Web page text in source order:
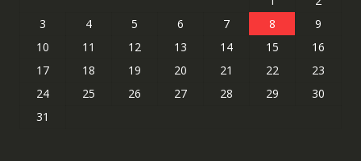
3
4 5 6 7 8
9
10
11 12 13 14 15
16
17
18 19 20 21 22
23
24
25 26 27 28 29
30
31